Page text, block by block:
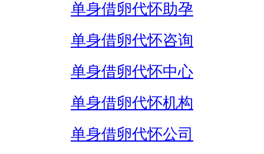
单身借卵代怀助孕
单身借卵代怀咨询
单身借卵代怀中心
单身借卵代怀机构
单身借卵代怀公司